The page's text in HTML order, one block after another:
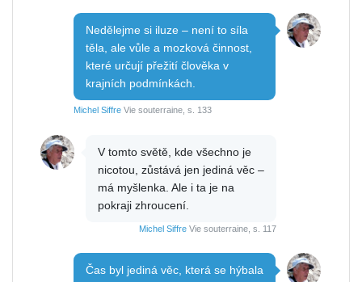
Nedělejme si iluze – není to síla
těla, ale vůle a mozková činnost,
které určují přežití člověka v
krajních podmínkách.
Michel Siffre Vie souterraine, s. 133
V tomto světě, kde všechno je
nicotou, zůstává jen jediná věc –
má myšlenka. Ale i ta je na
pokraji zhroucení.
Michel Siffre Vie souterraine, s. 117
Čas byl jediná věc, která se hýbala